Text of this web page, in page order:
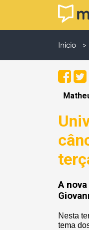
Inicio
A
Nesta
tema